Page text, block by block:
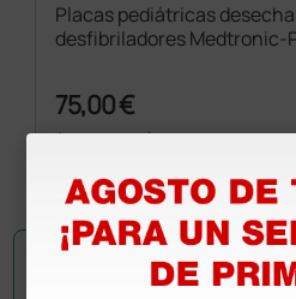
Placas pediátricas
desfibriladores Medtronic-
75,00 €
(Precio sin IVA)